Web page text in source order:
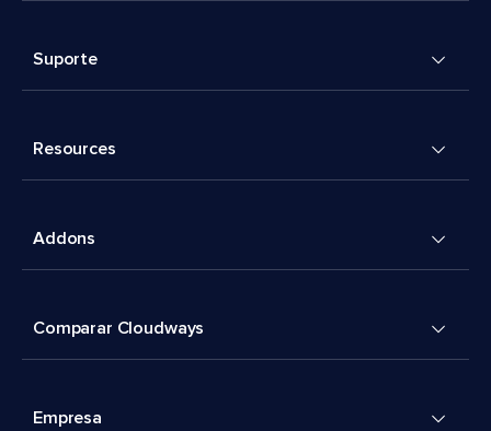
Suporte
Resources
Addons
Comparar Cloudways
Empresa